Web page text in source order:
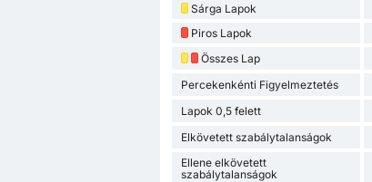
Sárga Lapok
Piros Lapok
Összes Lap
Percekenkénti Figyelmeztetés
Lapok 0,5 felett
Elkövetett szabálytalanságok
Ellene elkövetett
szabálytalanságok